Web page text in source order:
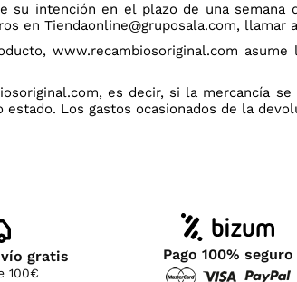
su intención en el plazo de una
en Tiendaonline@gruposala.com, llamar
www.recambiosoriginal.com
es decir, si la mercancía
Los gastos ocasionados de la
gratis
100€
Pago 100% seguro